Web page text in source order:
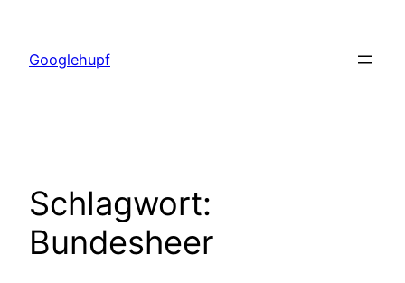
springen
Googlehupf
Schlagwort:
Bundesheer